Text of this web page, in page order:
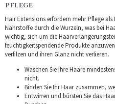
PFLEGE
Hair Extensions erfordern mehr Pflege
Nährstoffe durch die Wurzeln, was bei
wichtig, sich um die
feuchtigkeitspendende Produkte
verfilzen und ihren Glanz nicht verlieren.
Waschen Sie Ihre Haare
nicht.
Binden Sie Ihr Haar zusammen,
Entwirren und bürsten Sie das